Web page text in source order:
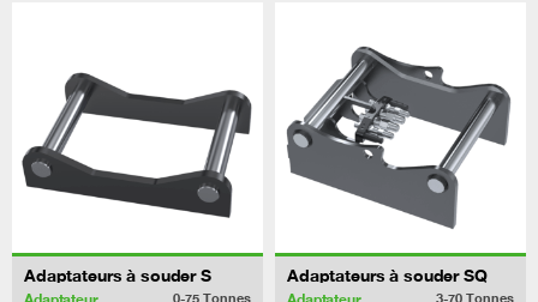
Adaptateurs à souder S
0-75 Tonnes
Adaptateurs à souder SQ
3-70 Tonnes